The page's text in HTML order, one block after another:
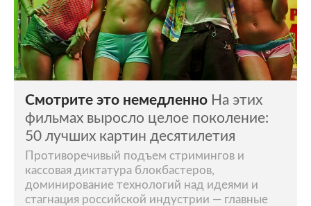
Смотрите это немедленно На этих
фильмах выросло целое поколение:
50 лучших картин десятилетия
Противоречивый подъем стримингов и
кассовая диктатура блокбастеров,
доминирование технологий над идеями и
стагнация российской индустрии — главные